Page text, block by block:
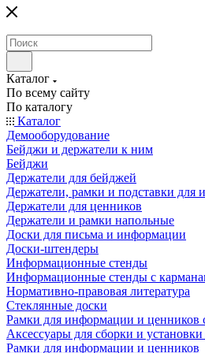
Каталог
По всему сайту
По каталогу
Каталог
Демооборудование
Бейджи и держатели к ним
Бейджи
Держатели для бейджей
Держатели, рамки и подставки
Держатели для ценников
Держатели и рамки напольные
Доски для письма и информации
Доски-штендеры
Информационные стенды
Информационные стенды с
Нормативно-правовая литература
Стеклянные доски
Рамки для информации и ценников
Аксессуары для сборки и
Рамки для информации и ценников